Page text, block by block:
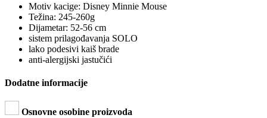
Motiv kacige: Disney Minnie Mouse
Težina: 245-260g
Dijametar: 52-56 cm
sistem prilagođavanja SOLO
lako podesivi kaiš brade
anti-alergijski jastučići
Dodatne informacije
Osnovne osobine proizvoda